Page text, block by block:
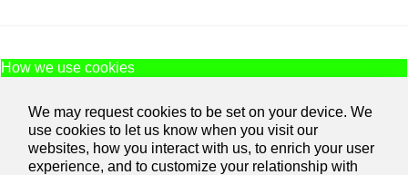
How we use cookies
We may request cookies to be set on your device. We
use cookies to let us know when you visit our
websites, how you interact with us, to enrich your user
experience, and to customize your relationship with